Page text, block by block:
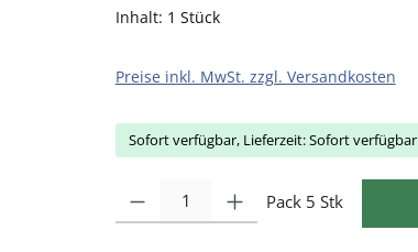
Inhalt: 1 Stück
Preise inkl. MwSt. zzgl. Versandkosten
Sofort verfügbar, Lieferzeit: Sofort verfügbar
Pack 5 Stk